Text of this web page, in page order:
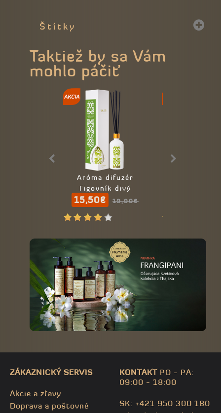
Štítky
Taktiež by sa Vám
mohlo páčiť
Aróma difuzér
Figovník divý
15,50€ 19,90€
ZÁKAZNICKÝ SERVIS
Akcie a zľavy
Doprava a poštovné
KONTAKTPO - PA:
09:00 - 18:00
SK: +421 950 300 180